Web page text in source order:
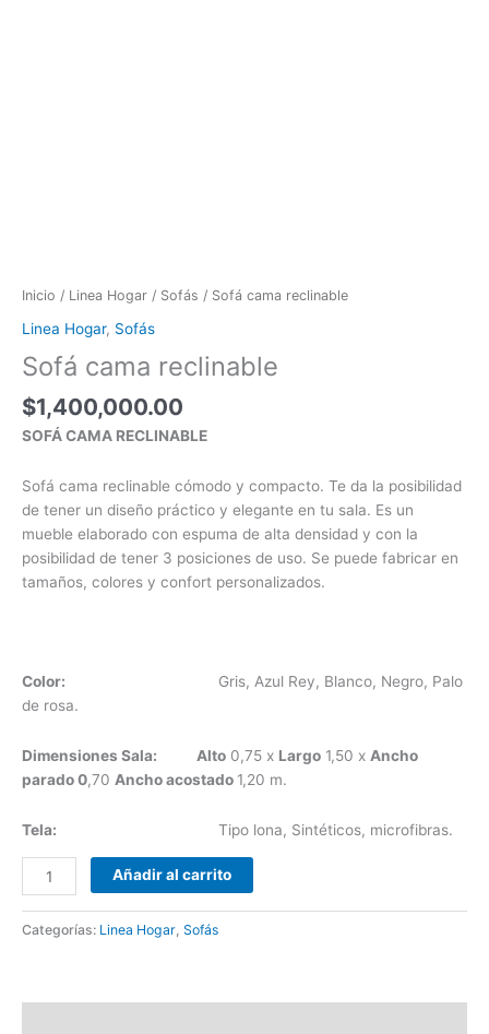
Inicio / Linea Hogar / Sofás / Sofá cama reclinable
Linea Hogar, Sofás
Sofá cama reclinable
$1,400,000.00
SOFÁ CAMA RECLINABLE
Sofá cama reclinable cómodo y compacto. Te da la posibilidad
de tener un diseño práctico y elegante en tu sala. Es un
mueble elaborado con espuma de alta densidad y con la
posibilidad de tener 3 posiciones de uso. Se puede fabricar en
tamaños, colores y confort personalizados.
Color: Gris, Azul Rey, Blanco, Negro, Palo
de rosa.
Dimensiones Sala: Alto 0,75 x Largo 1,50 x Ancho
parado 0,70 Ancho acostado 1,20 m.
Tela: Tipo lona, Sintéticos, microfibras.
Añadir al carrito
Categorías: Linea Hogar Sofás